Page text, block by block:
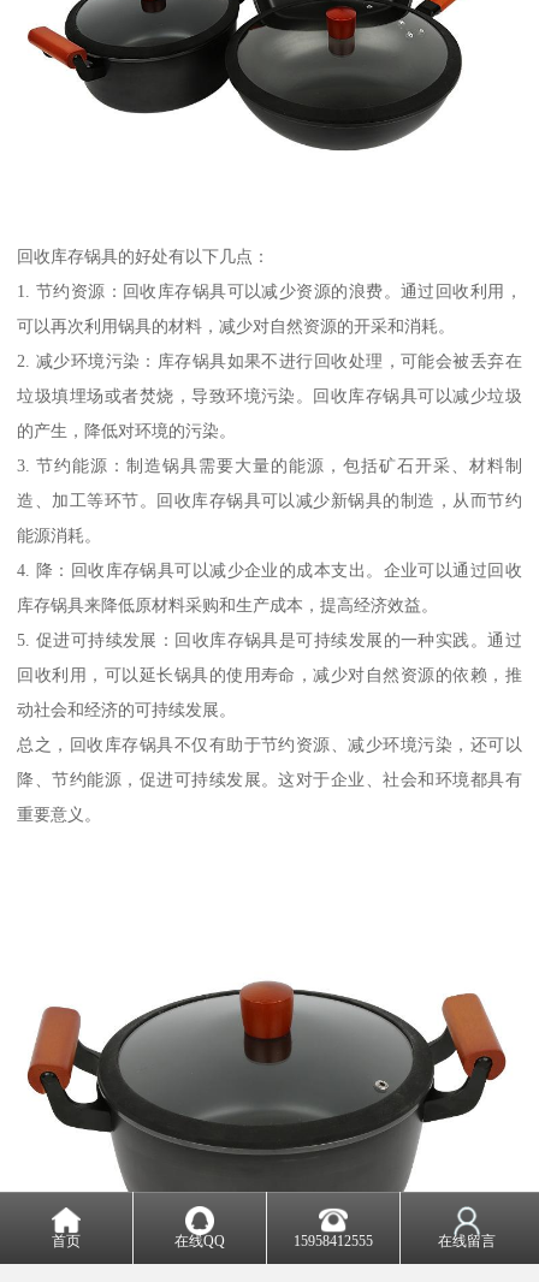
回收库存锅具的好处有以下几点：
1. 节约资源：回收库存锅具可以减少资源的浪费。通过回收利用，
可以再次利用锅具的材料，减少对自然资源的开采和消耗。
2. 减少环境污染：库存锅具如果不进行回收处理，可能会被丢弃在
垃圾填埋场或者焚烧，导致环境污染。回收库存锅具可以减少垃圾
的产生，降低对环境的污染。
3. 节约能源：制造锅具需要大量的能源，包括矿石开采、材料制
造、加工等环节。回收库存锅具可以减少新锅具的制造，从而节约
能源消耗。
4. 降：回收库存锅具可以减少企业的成本支出。企业可以通过回收
库存锅具来降低原材料采购和生产成本，提高经济效益。
5. 促进可持续发展：回收库存锅具是可持续发展的一种实践。通过
回收利用，可以延长锅具的使用寿命，减少对自然资源的依赖，推
动社会和经济的可持续发展。
总之，回收库存锅具不仅有助于节约资源、减少环境污染，还可以
降、节约能源，促进可持续发展。这对于企业、社会和环境都具有
重要意义。
首页 在线QQ 15958412555 在线留言